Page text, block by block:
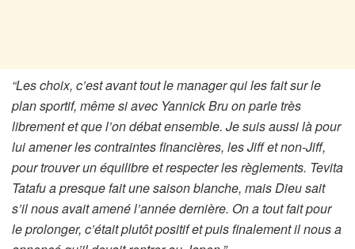
“Les choix, c’est avant tout le manager qui les fait sur le
plan sportif, même si avec Yannick Bru on parle très
librement et que l’on débat ensemble. Je suis aussi là pour
lui amener les contraintes financières, les Jiff et non-Jiff,
pour trouver un équilibre et respecter les règlements. Tevita
Tatafu a presque fait une saison blanche, mais Dieu sait
s’il nous avait amené l’année dernière. On a tout fait pour
le prolonger, c’était plutôt positif et puis finalement il nous a